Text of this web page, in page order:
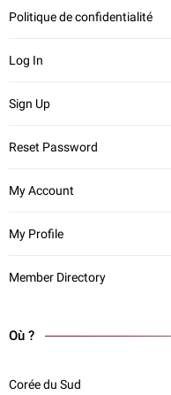
Politique de confidentialité
Log In
Sign Up
Reset Password
My Account
My Profile
Member Directory
Où ?
Corée du Sud